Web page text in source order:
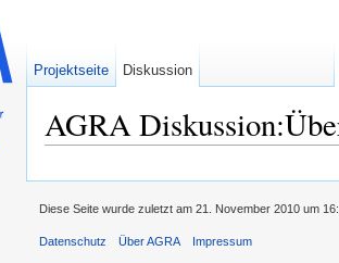
AGRA
Projektseite Diskussion
Diese Seite wurde zuletzt am 21. November 2010 um
Datenschutz Über AGRA Impressum